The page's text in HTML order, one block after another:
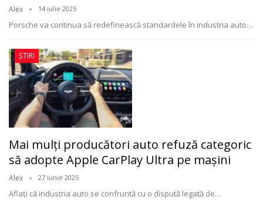
Alex 14 iulie 2025
Porsche va continua să redefinească standardele în industria auto…
ȘTIRI
Mai mulți producători auto refuză categoric
să adopte Apple CarPlay Ultra pe mașini
Alex 27 iunie 2025
Aflați că industria auto se confruntă cu o dispută legată de…